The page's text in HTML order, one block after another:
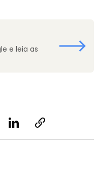
e leia as